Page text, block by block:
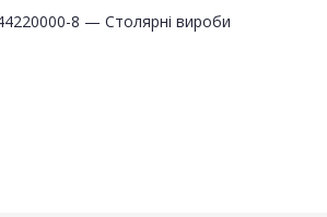
8 — Столярні вироби